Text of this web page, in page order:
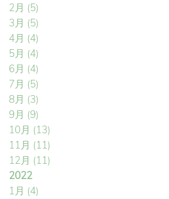
2月 (5)
3月 (5)
4月 (4)
5月 (4)
6月 (4)
7月 (5)
8月 (3)
9月 (9)
10月 (13)
11月 (11)
12月 (11)
2022
1月 (4)